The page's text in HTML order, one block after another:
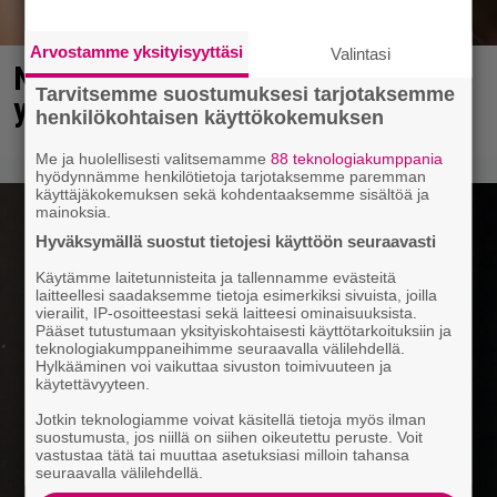
Niko Saarinen herätettiin keskellä
yötä – säikähti ja villiintyi
Arvostamme yksityisyyttäsi Valintasi
Tarvitsemme suostumuksesi tarjotaksemme
henkilökohtaisen käyttökokemuksen
Me ja huolellisesti valitsemamme88 teknologiakumppania
hyödynnämme henkilötietoja tarjotaksemme paremman
käyttäjäkokemuksen sekä kohdentaaksemme sisältöä ja
mainoksia.
Hyväksymällä suostut tietojesi käyttöön seuraavasti
Käytämme laitetunnisteita ja tallennamme evästeitä
laitteellesi saadaksemme tietoja esimerkiksi sivuista, joilla
vierailit, IP-osoitteestasi sekä laitteesi ominaisuuksista.
Pääset tutustumaan yksityiskohtaisesti käyttötarkoituksiin ja
teknologiakumppaneihimme seuraavalla välilehdellä.
Hylkääminen voi vaikuttaa sivuston toimivuuteen ja
käytettävyyteen.
Jotkin teknologiamme voivat käsitellä tietoja myös ilman
suostumusta, jos niillä on siihen oikeutettu peruste. Voit
vastustaa tätä tai muuttaa asetuksiasi milloin tahansa
seuraavalla välilehdellä.